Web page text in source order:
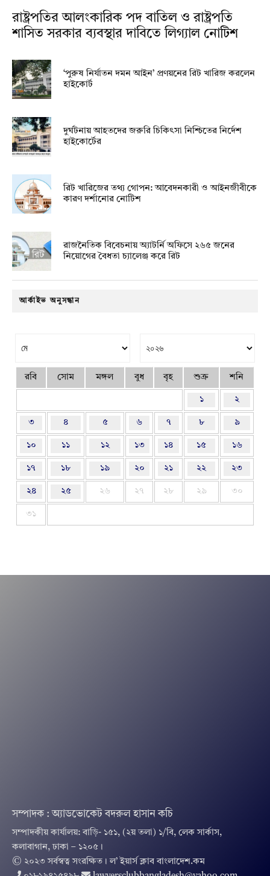
রাষ্ট্রপতির আলংকারিক পদ বাতিল ও রাষ্ট্রপতি
শাসিত সরকার ব্যবস্থার দাবিতে লিগ্যাল নোটিশ
‘পুরুষ নির্যাতন দমন আইন’ প্রণয়নের রিট খারিজ করলেন
হাইকোর্ট
দুর্ঘটনায় আহতদের জরুরি চিকিৎসা নিশ্চিতের নির্দেশ
হাইকোর্টের
রিট খারিজের তথ্য গোপন: আবেদনকারী ও আইনজীবীকে
কারণ দর্শানোর নোটিশ
রাজনৈতিক বিবেচনায় অ‍্যাটর্নি অফিসে ২৬৫ জনের
নিয়োগের বৈধতা চ্যালেঞ্জ করে রিট
আর্কাইভ অনুসন্ধান
রবি সোম মঙ্গল বুধ বৃহ শুক্র শনি
১ ২
৩ ৪ ৫ ৬ ৭ ৮ ৯
১০ ১১ ১২ ১৩ ১৪ ১৫ ১৬
১৭ ১৮ ১৯ ২০ ২১ ২২ ২৩
২৪ ২৫ ২৬ ২৭ ২৮ ২৯ ৩০
৩১
সম্পাদক : অ্যাডভোকেট বদরুল হাসান কচি
সম্পাদকীয় কার্যালয়: বাড়ি- ১৫১, (২য় তলা) ১/বি, লেক সার্কাস,
কলাবাগান, ঢাকা – ১২০৫।
© ২০২৩ সর্বস্বত্ব সংরক্ষিত । ল’ ইয়ার্স ক্লাব বাংলাদেশ.কম